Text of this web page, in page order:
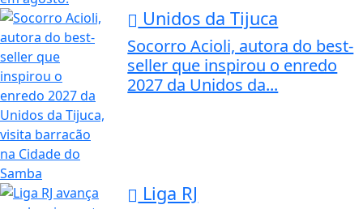
Unidos da Tijuca
Socorro Acioli, autora do best-
seller que inspirou o enredo
2027 da Unidos da...
Liga RJ